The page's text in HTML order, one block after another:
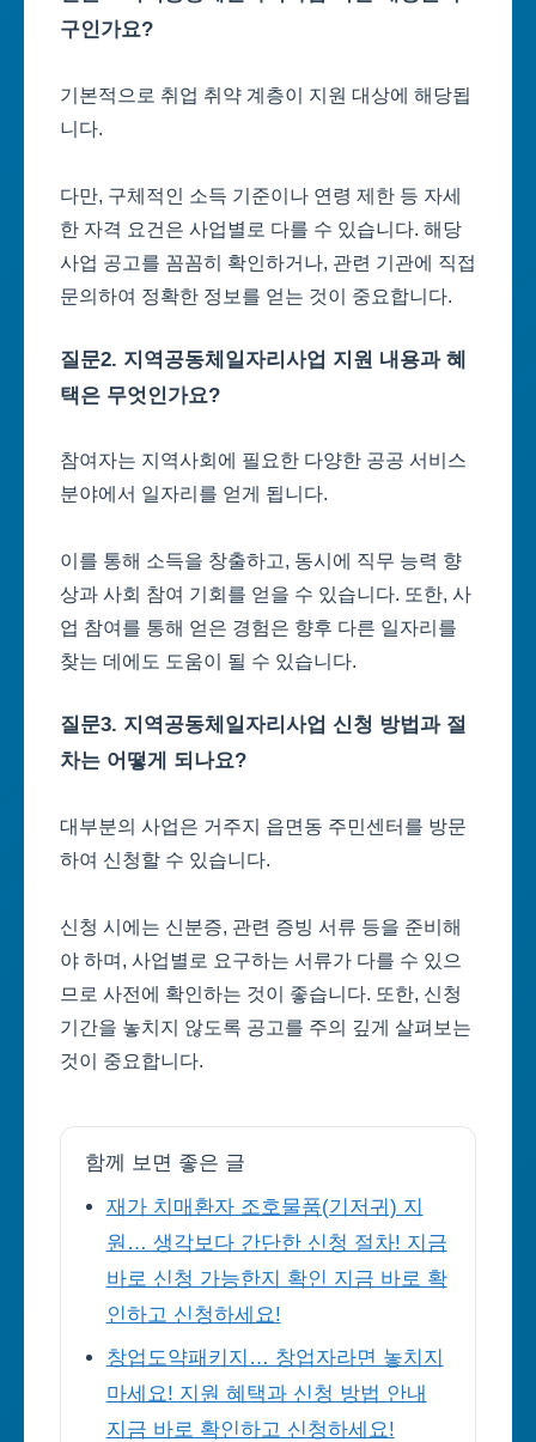
구인가요?
기본적으로 취업 취약 계층이 지원 대상에 해당됩
니다.
다만, 구체적인 소득 기준이나 연령 제한 등 자세
한 자격 요건은 사업별로 다를 수 있습니다. 해당
사업 공고를 꼼꼼히 확인하거나, 관련 기관에 직접
문의하여 정확한 정보를 얻는 것이 중요합니다.
질문2. 지역공동체일자리사업 지원 내용과 혜
택은 무엇인가요?
참여자는 지역사회에 필요한 다양한 공공 서비스
분야에서 일자리를 얻게 됩니다.
이를 통해 소득을 창출하고, 동시에 직무 능력 향
상과 사회 참여 기회를 얻을 수 있습니다. 또한, 사
업 참여를 통해 얻은 경험은 향후 다른 일자리를
찾는 데에도 도움이 될 수 있습니다.
질문3. 지역공동체일자리사업 신청 방법과 절
차는 어떻게 되나요?
대부분의 사업은 거주지 읍면동 주민센터를 방문
하여 신청할 수 있습니다.
신청 시에는 신분증, 관련 증빙 서류 등을 준비해
야 하며, 사업별로 요구하는 서류가 다를 수 있으
므로 사전에 확인하는 것이 좋습니다. 또한, 신청
기간을 놓치지 않도록 공고를 주의 깊게 살펴보는
것이 중요합니다.
함께 보면 좋은 글
재가 치매환자 조호물품(기저귀) 지
원… 생각보다 간단한 신청 절차! 지금
바로 신청 가능한지 확인 지금 바로 확
인하고 신청하세요!
창업도약패키지… 창업자라면 놓치지
마세요! 지원 혜택과 신청 방법 안내
지금 바로 확인하고 신청하세요!